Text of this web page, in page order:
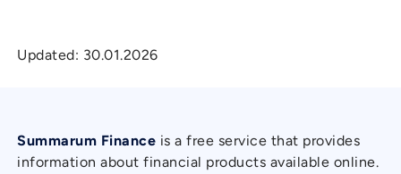
Updated: 30.01.2026
Summarum Finance is a free service that provides
information about financial products available online.